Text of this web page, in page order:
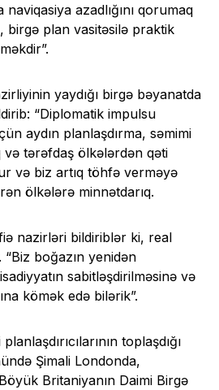
azadlığını qorumaq
birgə plan vasitəsilə praktik
yaydığı birgə bəyanatda
“Diplomatik impulsu
aydın planlaşdırma, səmimi
tərəfdaş ölkələrdən qəti
və biz artıq töhfə verməyə
ölkələrə minnətdarıq.
nazirləri bildiriblər ki, real
boğazın yenidən
sabitləşdirilməsinə və
kömək edə bilərik”.
toplaşdığı
Şimali Londonda,
Britaniyanın Daimi Birgə